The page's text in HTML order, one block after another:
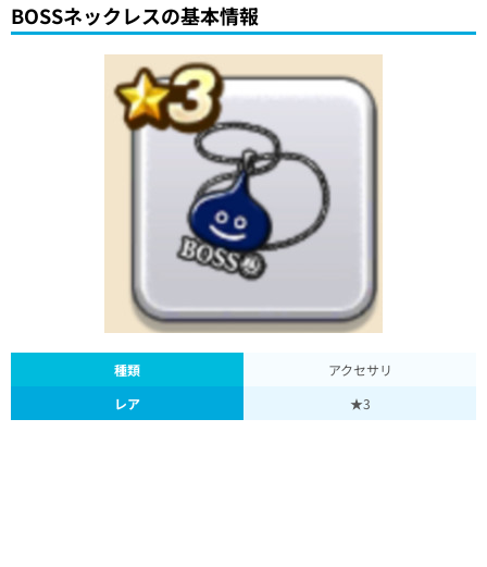
BOSSネックレスの基本情報
種類
アクセサリ
レア
★3